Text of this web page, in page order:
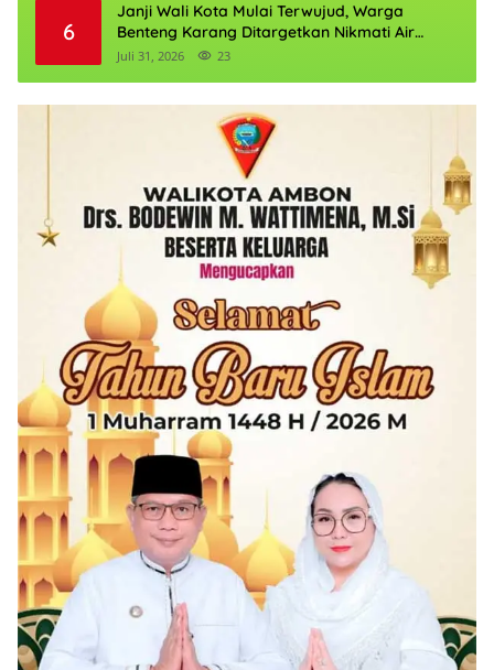
6
Janji Wali Kota Mulai Terwujud, Warga
Benteng Karang Ditargetkan Nikmati Air
Bersih Pekan Kedua Agustus
Juli 31, 2026 23